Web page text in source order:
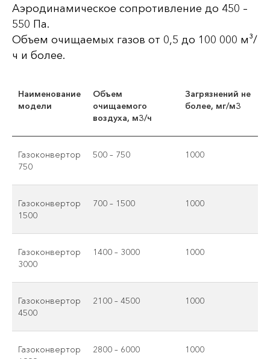
Аэродинамическое сопротивление до 450 –
550 Па.
Объем очищаемых газов от 0,5 до 100 000 м³/
ч и более.
Наименование
модели
Объем
очищаемого
воздуха, м3/ч
Загрязнений не
более, мг/м3
Газоконвертор
750
500 – 750 1000
Газоконвертор
1500
700 – 1500 1000
Газоконвертор
3000
1400 – 3000 1000
Газоконвертор
4500
2100 – 4500 1000
Газоконвертор
2800 – 6000 1000